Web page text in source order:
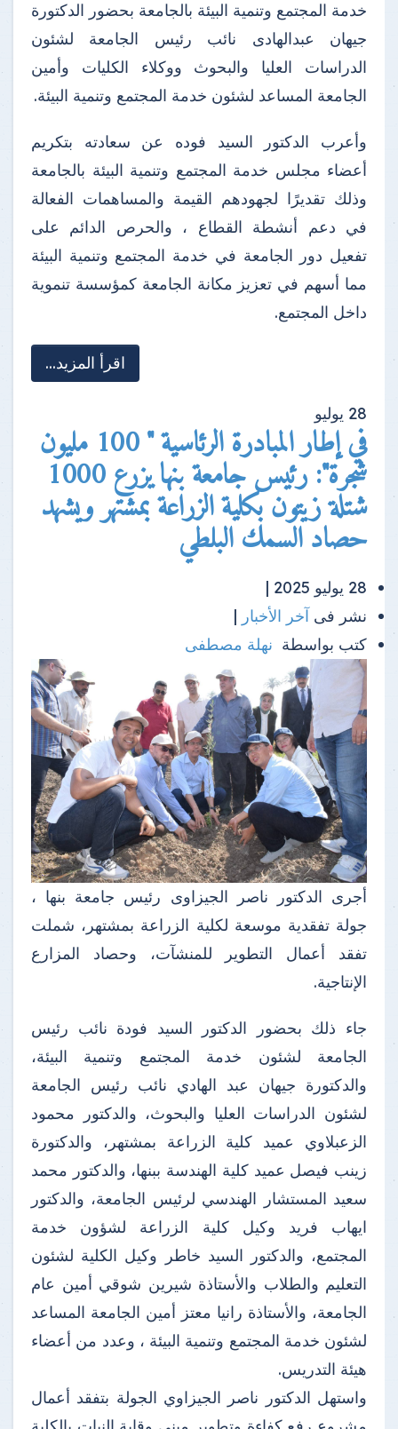
خدمة المجتمع وتنمية البيئة بالجامعة بحضور الدكتورة
جيهان عبدالهادى نائب رئيس الجامعة لشئون
الدراسات العليا والبحوث ووكلاء الكليات وأمين
الجامعة المساعد لشئون خدمة المجتمع وتنمية البيئة.
وأعرب الدكتور السيد فوده عن سعادته بتكريم
أعضاء مجلس خدمة المجتمع وتنمية البيئة بالجامعة
وذلك تقديرًا لجهودهم القيمة والمساهمات الفعالة
في دعم أنشطة القطاع ، والحرص الدائم على
تفعيل دور الجامعة في خدمة المجتمع وتنمية البيئة
مما أسهم في تعزيز مكانة الجامعة كمؤسسة تنموية
داخل المجتمع.
اقرأ المزيد...
28 يوليو
في إطار المبادرة الرئاسية " 100 مليون
شجرة": رئيس جامعة بنها يزرع 1000
شتلة زيتون بكلية الزراعة بمشتهر ويشهد
حصاد السمك البلطي
28 يوليو 2025 |
نشر فى آخر الأخبار |
كتب بواسطة نهلة مصطفى
أجرى الدكتور ناصر الجيزاوى رئيس جامعة بنها ،
جولة تفقدية موسعة لكلية الزراعة بمشتهر، شملت
تفقد أعمال التطوير للمنشآت، وحصاد المزارع
الإنتاجية.
جاء ذلك بحضور الدكتور السيد فودة نائب رئيس
الجامعة لشئون خدمة المجتمع وتنمية البيئة،
والدكتورة جيهان عبد الهادي نائب رئيس الجامعة
لشئون الدراسات العليا والبحوث، والدكتور محمود
الزعبلاوي عميد كلية الزراعة بمشتهر، والدكتورة
زينب فيصل عميد كلية الهندسة ببنها، والدكتور محمد
سعيد المستشار الهندسي لرئيس الجامعة، والدكتور
ايهاب فريد وكيل كلية الزراعة لشؤون خدمة
المجتمع، والدكتور السيد خاطر وكيل الكلية لشئون
التعليم والطلاب والأستاذة شيرين شوقي أمين عام
الجامعة، والأستاذة رانيا معتز أمين الجامعة المساعد
لشئون خدمة المجتمع وتنمية البيئة ، وعدد من أعضاء
هيئة التدريس.
واستهل الدكتور ناصر الجيزاوي الجولة بتفقد أعمال